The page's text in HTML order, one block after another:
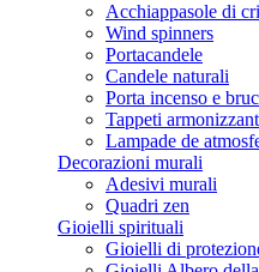
Acchiappasole di
Wind spinners
Portacandele
Candele naturali
Porta incenso e
Tappeti
Lampade de
Decorazioni murali
Adesivi murali
Quadri zen
Gioielli spirituali
Gioielli di